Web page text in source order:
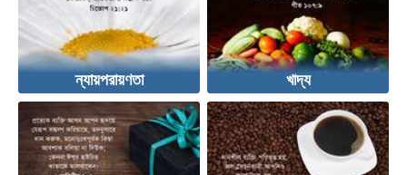
ন্যায়পরায়ণতা খাদ্য